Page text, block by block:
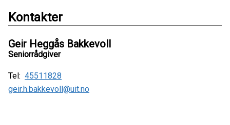
Kontakter
Geir Heggås Bakkevoll
Seniorrådgiver
Tel: 45511828
geir.h.bakkevoll@uit.no